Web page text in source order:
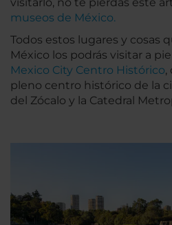
museos de México.
Todos estos lugares y cosas
México los podrás visitar a
Mexico City Centro Histórico,
pleno centro histórico de la
del Zócalo y la Catedral